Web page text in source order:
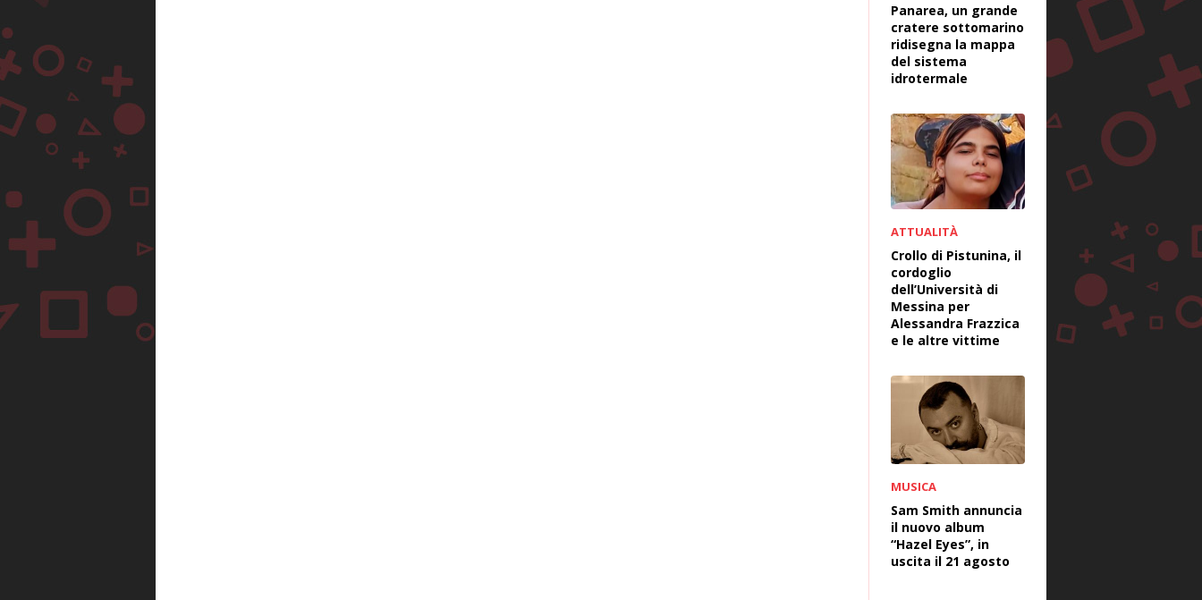
Panarea, un grande
cratere sottomarino
ridisegna la mappa
del sistema
idrotermale
ATTUALITÀ
Crollo di Pistunina, il
cordoglio
dell’Università di
Messina per
Alessandra Frazzica
e le altre vittime
MUSICA
Sam Smith annuncia
il nuovo album
“Hazel Eyes”, in
uscita il 21 agosto